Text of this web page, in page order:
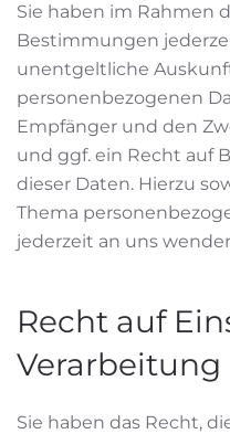
Sie haben im Rahmen
Bestimmungen
unentgeltliche
personenbezogenen
Empfänger und den
und ggf. ein Recht auf
dieser Daten. Hierzu
Thema
jederzeit an uns
Recht auf
Verarbeitung
Sie haben das Recht,